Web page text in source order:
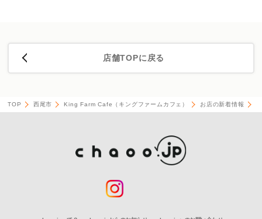
店舗TOPに戻る
TOP 西尾市 King Farm Cafe（キングファームカフェ） お店の新着情報